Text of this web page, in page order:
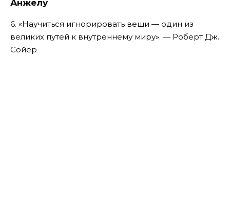
Анжелу
6. «Научиться игнорировать вещи — один из
великих путей к внутреннему миру». — Роберт Дж.
Сойер